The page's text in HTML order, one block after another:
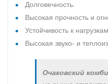
Долговечность.
Высокая прочность и
Устойчивость к
Высокая звуко- и
Очаковский